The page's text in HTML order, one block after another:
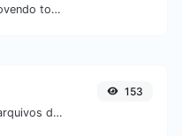
Minifique seu JS removendo todos os caracteres desnecessários.
Converta facilmente arquivos de imagem JPG para ICO.
153